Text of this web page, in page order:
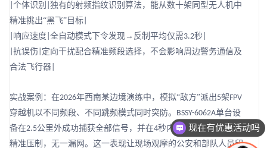
个体识别
独有的射频指纹识别算法，能从数十架同型无人机中
精准挑出“黑飞”目标
响应速度 全自动模式下令发现→反制平均仅需3.2秒
抗误伤 定向干扰配合精准频段选择，不会影响周边警务通信及
合法飞行器
实战案例：在2026年西南某边境演练中，模拟“敌方”派出5架FPV
穿越机以不同频段、不同跳频模式同时突防。 BSSY-6062A单台设
备在2.5公里外成功捕获全部信号，并在4秒内依次对5个目标实施
精准压制，无一漏网。这一表现让现场观摩的公安和部队人员印
可以介绍下你们的产品么
现在有优惠活动吗